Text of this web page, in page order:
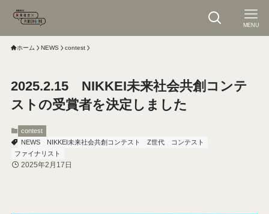
MENU
ホーム NEWS contest
2025.2.15 NIKKEI未来社会共創コンテ
ストの受賞者を決定しました
contest
NEWS
NIKKEI未来社会共創コンテスト Z世代
コンテスト
ファイナリスト
2025年2月17日